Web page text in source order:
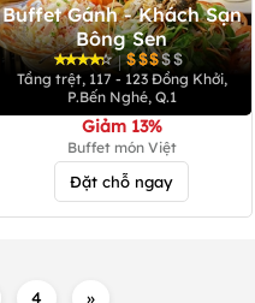
Buffet Gánh - Khách Sạn
Bông Sen
|
Tầng trệt, 117 - 123 Đồng Khởi,
P.Bến Nghé, Q.1
Giảm 13%
Buffet món Việt
Đặt chỗ ngay
4 »